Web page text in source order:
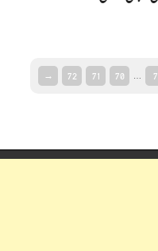
7
70
71
72
→